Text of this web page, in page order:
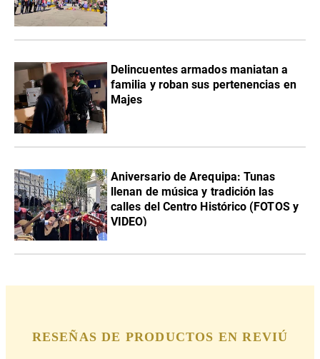
Delincuentes armados maniatan a
familia y roban sus pertenencias en
Majes
Aniversario de Arequipa: Tunas
llenan de música y tradición las
calles del Centro Histórico (FOTOS y
VIDEO)